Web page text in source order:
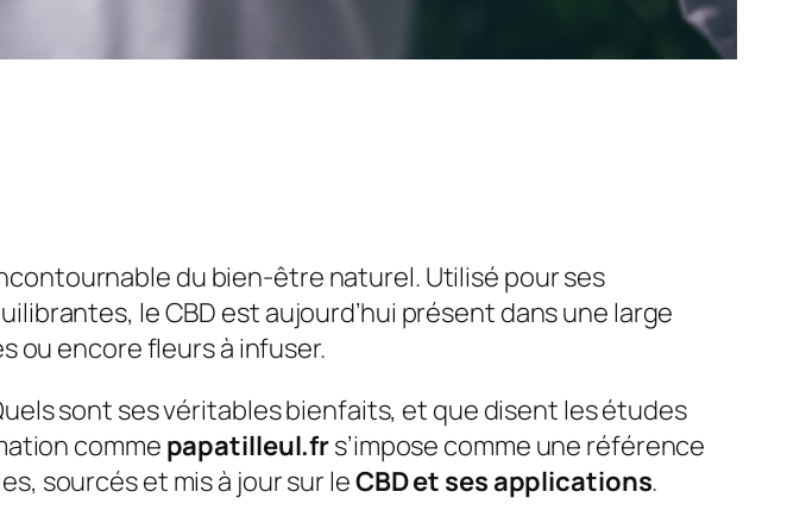
du bien-être naturel. Utilisé pour ses
le CBD est aujourd’hui présent dans une large
ou encore fleurs à infuser.
sont ses véritables bienfaits, et que disent les études
comme papatilleul.frs’impose comme une référence
sourcés et mis à jour sur leCBD et ses applications.